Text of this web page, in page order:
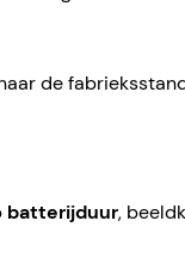
de
batterijduur,